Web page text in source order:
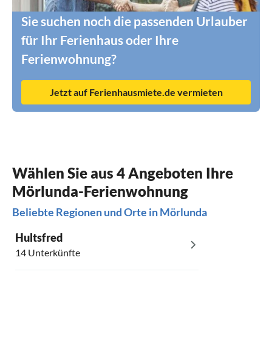
Sie suchen noch die passenden Urlauber
für Ihr Ferienhaus oder Ihre
Ferienwohnung?
Jetzt auf Ferienhausmiete.de vermieten
Wählen Sie aus 4 Angeboten Ihre
Mörlunda-Ferienwohnung
Beliebte Regionen und Orte in Mörlunda
Hultsfred
14 Unterkünfte